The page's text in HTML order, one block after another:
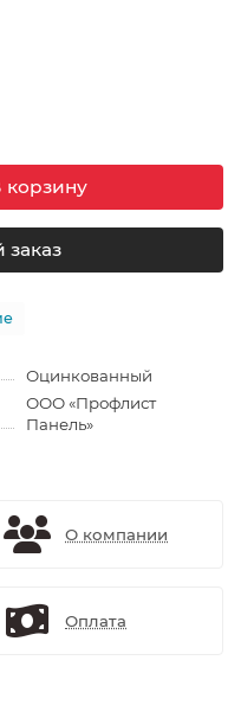
корзину
Оцинкованный
ООО «Профлист
Панель»
О компании
Оплата